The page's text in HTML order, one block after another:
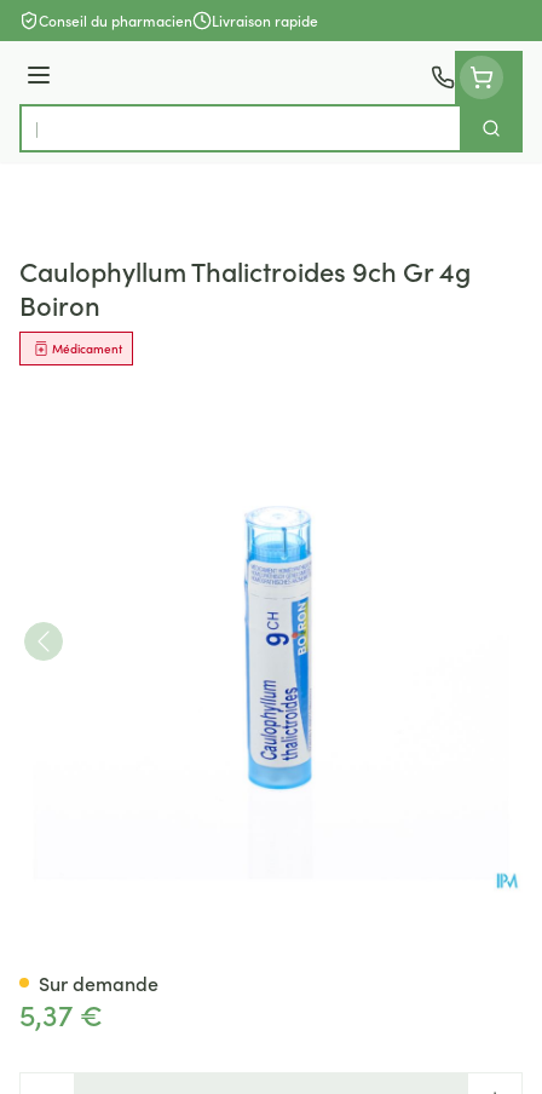
Aller au contenu
Conseil du pharmacien Livraison rapide
Menu
Rechercher
Caulophyllum Thalictroides 9ch Gr 4g
Boiron
Médicament
5,37 €
Sur demande